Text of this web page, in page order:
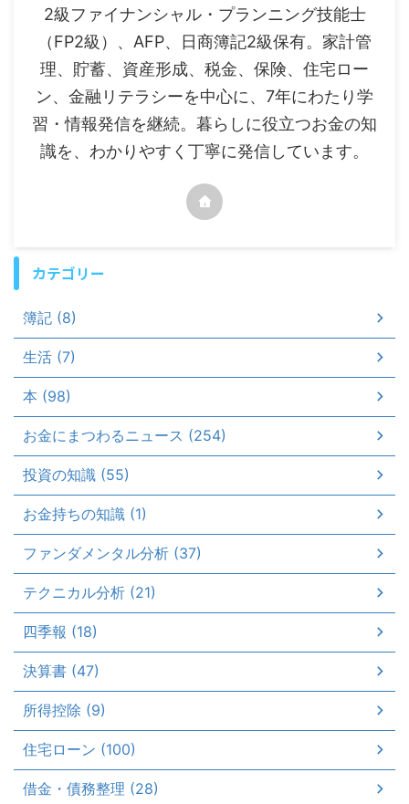
2級ファイナンシャル・プランニング技能士
（FP2級）、AFP、日商簿記2級保有。家計管
理、貯蓄、資産形成、税金、保険、住宅ロー
ン、金融リテラシーを中心に、7年にわたり学
習・情報発信を継続。暮らしに役立つお金の知
識を、わかりやすく丁寧に発信しています。
カテゴリー
簿記 (8)
生活 (7)
本 (98)
お金にまつわるニュース (254)
投資の知識 (55)
お金持ちの知識 (1)
ファンダメンタル分析 (37)
テクニカル分析 (21)
四季報 (18)
決算書 (47)
所得控除 (9)
住宅ローン (100)
借金・債務整理 (28)